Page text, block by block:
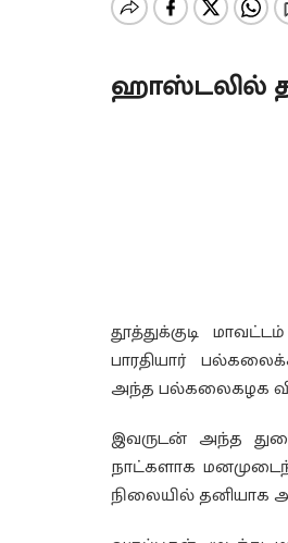
ஹாஸ்டலில்
தூத்துக்குடி
பாரதியார்
அந்த பல்கலைகழக
இவருடன் அந்த
நாட்களாக
நிலையில் தனியாக